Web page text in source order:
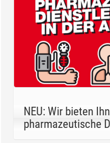
NEU: Wir bieten
pharmazeutische